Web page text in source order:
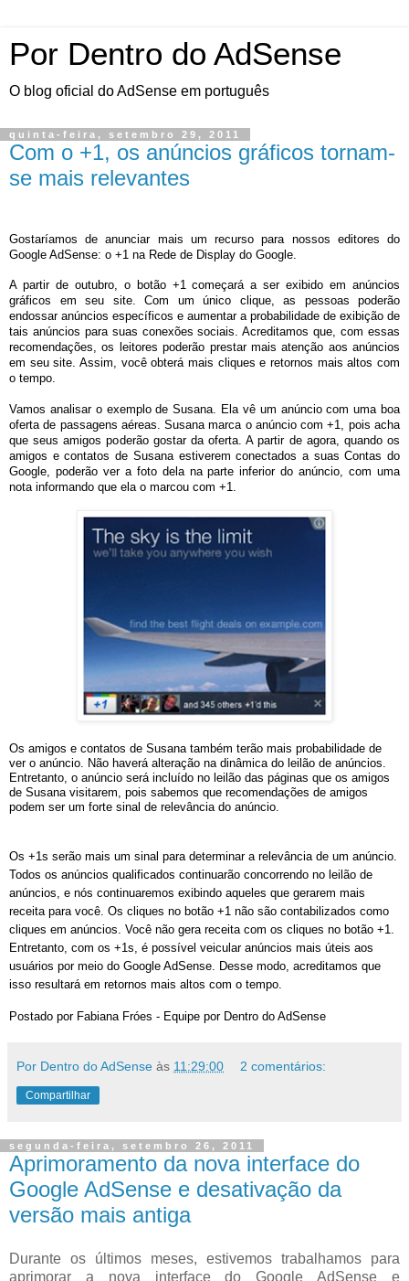
Por Dentro do AdSense
O blog oficial do AdSense em português
quinta-feira, setembro 29, 2011
Com o +1, os anúncios gráficos tornam-
se mais relevantes
Gostaríamos de anunciar mais um recurso para nossos editores do
Google AdSense: o +1 na Rede de Display do Google.
A partir de outubro, o botão +1 começará a ser exibido em anúncios
gráficos em seu site. Com um único clique, as pessoas poderão
endossar anúncios específicos e aumentar a probabilidade de exibição de
tais anúncios para suas conexões sociais. Acreditamos que, com essas
recomendações, os leitores poderão prestar mais atenção aos anúncios
em seu site. Assim, você obterá mais cliques e retornos mais altos com
o tempo.
Vamos analisar o exemplo de Susana. Ela vê um anúncio com uma boa
oferta de passagens aéreas. Susana marca o anúncio com +1, pois acha
que seus amigos poderão gostar da oferta. A partir de agora, quando os
amigos e contatos de Susana estiverem conectados a suas Contas do
Google, poderão ver a foto dela na parte inferior do anúncio, com uma
nota informando que ela o marcou com +1.
Os amigos e contatos de Susana também terão mais probabilidade de
ver o anúncio. Não haverá alteração na dinâmica do leilão de anúncios.
Entretanto, o anúncio será incluído no leilão das páginas que os amigos
de Susana visitarem, pois sabemos que recomendações de amigos
podem ser um forte sinal de relevância do anúncio.
Os +1s serão mais um sinal para determinar a relevância de um anúncio.
Todos os anúncios qualificados continuarão concorrendo no leilão de
anúncios, e nós continuaremos exibindo aqueles que gerarem mais
receita para você. Os cliques no botão +1 não são contabilizados como
cliques em anúncios. Você não gera receita com os cliques no botão +1.
Entretanto, com os +1s, é possível veicular anúncios mais úteis aos
usuários por meio do Google AdSense. Desse modo, acreditamos que
isso resultará em retornos mais altos com o tempo.
Postado por Fabiana Fróes - Equipe por Dentro do AdSense
Por Dentro do AdSense às 11:29:00 2 comentários:
Compartilhar
segunda-feira, setembro 26, 2011
Aprimoramento da nova interface do
Google AdSense e desativação da
versão mais antiga
Durante os últimos meses, estivemos trabalhamos para
aprimorar a nova interface do Google AdSense e